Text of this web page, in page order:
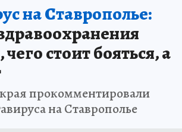
на Ставрополье:
стоит бояться, а
прокомментировали
на Ставрополье